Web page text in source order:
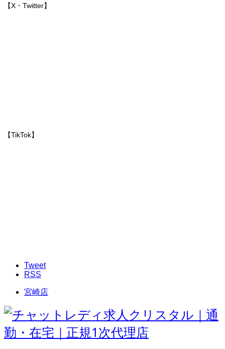
【X・Twitter】
【TikTok】
Tweet
RSS
宮崎店